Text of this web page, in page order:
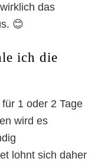
das
😊
ich die
1 oder 2 Tage
wird es
lohnt sich daher